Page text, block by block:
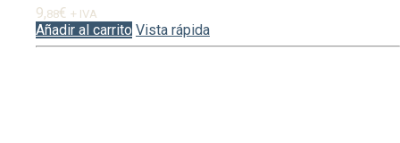
9,88€ + IVA
Añadir al carrito Vista rápida